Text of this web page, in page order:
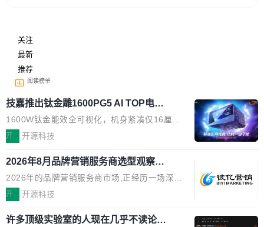
关注
最新
推荐
阅读榜单
技嘉推出钛金雕1600PG5 AI TOP电
源：为发烧级主机与本地AI算力打造旗
舰供电方案
1600W钛金能效全可视化，机身紧凑仅16厘米
继2026台北电脑展首度亮相后，技嘉科技近日正
电源专为发烧级DIY主机与本地AI算力平台打
造，整机长度仅16厘米，提供1600W额定功率
与80PLUS钛金能效；支持ATX 3.1与PCIe 5.1
实时LCD监控屏，可充分满足当下高阶PC主机
开 开源科技
2026年8月品牌营销服务商选型观察：
从流量思维到品牌资产思维的范式转移
2026年的品牌营销服务商市场,正经历一场深刻
的价值重构。全球全案品牌代理机构市场从2025
复合增长率达5.44%,预计2032年将突破120亿美
开 开源科技
许多顶级实验室的人现在几乎不读论文